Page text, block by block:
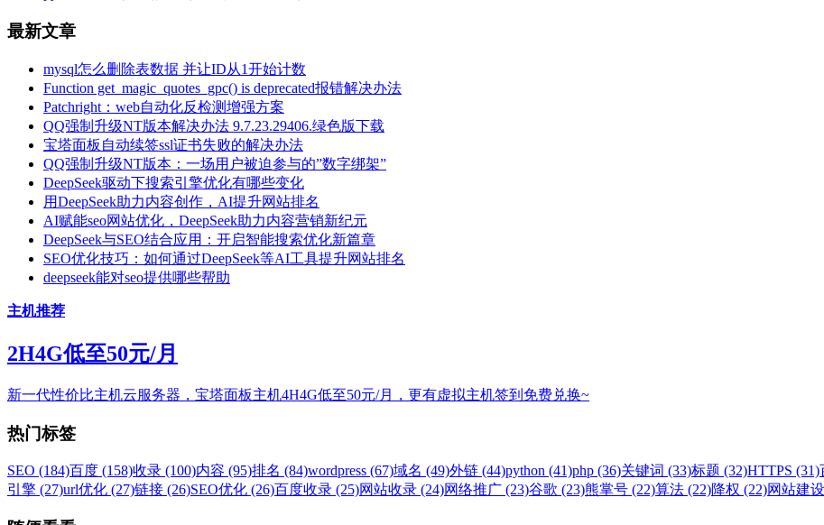
最新文章
mysql怎么删除表数据 并让ID从1开始计数
Function get_magic_quotes_gpc() is deprecated报错解决办法
Patchright：web自动化反检测增强方案
QQ强制升级NT版本解决办法 9.7.23.29406.绿色版下载
宝塔面板自动续签ssl证书失败的解决办法
QQ强制升级NT版本：一场用户被迫参与的”数字绑架”
DeepSeek驱动下搜索引擎优化有哪些变化
用DeepSeek助力内容创作，AI提升网站排名
AI赋能seo网站优化，DeepSeek助力内容营销新纪元
DeepSeek与SEO结合应用：开启智能搜索优化新篇章
SEO优化技巧：如何通过DeepSeek等AI工具提升网站排名
deepseek能对seo提供哪些帮助
主机推荐
2H4G低至50元/月
新一代性价比主机云服务器，宝塔面板主机4H4G低至50元/月，更有虚拟主机签到免费兑换~
热门标签
SEO (184)百度 (158)收录 (100)内容 (95)排名 (84)wordpress (67)域名 (49)外链 (44)python (41)php (36)关键词 (33)标题 (32)HTTPS (31)
引擎 (27)url优化 (27)链接 (26)SEO优化 (26)百度收录 (25)网站收录 (24)网络推广 (23)谷歌 (23)熊掌号 (22)算法 (22)降权 (22)网站建